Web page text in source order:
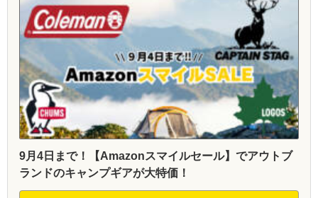
9月4日まで！【Amazonスマイルセール】でアウトブ
ランドのキャンプギアが大特価！